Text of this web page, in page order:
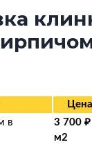
Цена
в
3 700 ₽
м2